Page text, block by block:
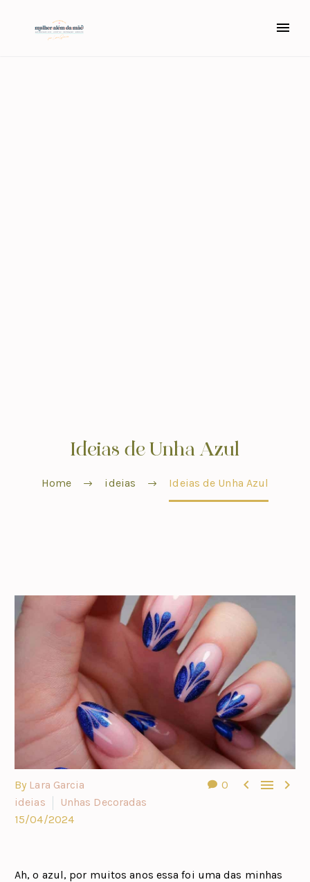
Ideias de Unha Azul
Home ideias Ideias de Unha Azul
0   
By Lara Garcia
ideias
Unhas Decoradas
15/04/2024
Ah, o azul, por muitos anos essa foi uma das minhas